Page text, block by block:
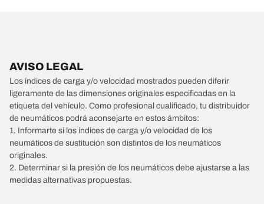
AVISO LEGAL
Los índices de carga y/o velocidad mostrados pueden diferir
ligeramente de las dimensiones originales especificadas en la
etiqueta del vehículo. Como profesional cualificado, tu distribuidor
de neumáticos podrá aconsejarte en estos ámbitos:
1. Informarte si los índices de carga y/o velocidad de los
neumáticos de sustitución son distintos de los neumáticos
originales.
2. Determinar si la presión de los neumáticos debe ajustarse a las
medidas alternativas propuestas.